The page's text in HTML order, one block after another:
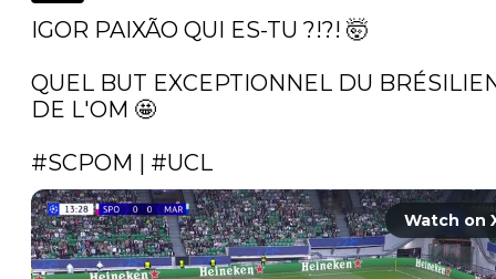
IGOR PAIXÃO QUI ES-TU ?!?! 🤯
QUEL BUT EXCEPTIONNEL DU
DE L'OM 🤩
#SCPOM | #UCL
Watch on